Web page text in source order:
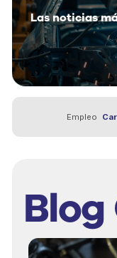
Las noticias
Empleo